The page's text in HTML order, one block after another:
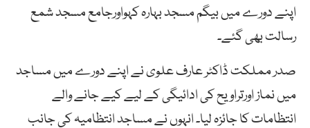
اپنے دورے میں بیگم مسجد بہارہ کہواورجامع مسجد شمع
رسالت بھی گئے۔
صدر مملکت ڈاکٹر عارف علوی نے اپنے دورے میں مساجد
میں نماز اورتراویح کی ادائیگی کے لیے کیے جانے والے
انتظامات کا جائزہ لیا۔ انہوں نے مساجد انتظامیہ کی جانب